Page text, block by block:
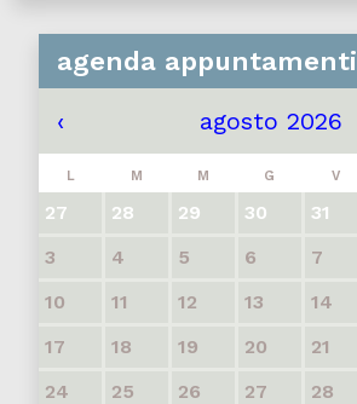
agenda appuntamenti
‹ agosto 2026
L M M G V
27 28 29 30 31
3
4 5 6 7
10
11 12 13 14
17
18 19 20 21
24
25 26 27 28